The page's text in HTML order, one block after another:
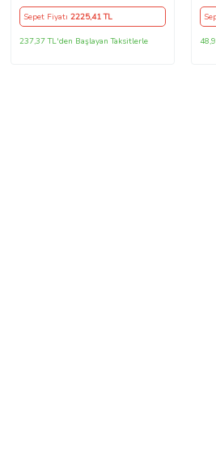
Sepet Fiyatı 2225,41 TL
237,37 TL'den Başlayan Taksitlerle